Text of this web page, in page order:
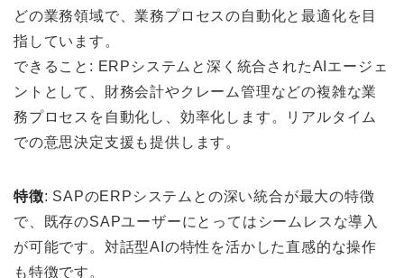
どの業務領域で、業務プロセスの自動化と最適化を目
指しています。
できること: ERPシステムと深く統合されたAIエージェ
ントとして、財務会計やクレーム管理などの複雑な業
務プロセスを自動化し、効率化します。リアルタイム
での意思決定支援も提供します。
特徴: SAPのERPシステムとの深い統合が最大の特徴
で、既存のSAPユーザーにとってはシームレスな導入
が可能です。対話型AIの特性を活かした直感的な操作
も特徴です。